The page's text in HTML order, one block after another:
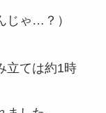
じゃ…？）
立ては約1時